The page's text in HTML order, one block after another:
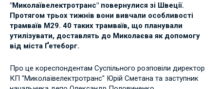
"Миколаївелектротранс" повернулися зі Швеції.
Протягом трьох тижнів вони вивчали особливості
трамваїв М29. 40 таких трамваїв, що планували
утилізувати, доставлять до Миколаєва як допомогу
від міста Ґетеборг.
Про це кореспондентам Суспільного розповіли директор
КП "Миколаївелектротранс" Юрій Сметана та заступник